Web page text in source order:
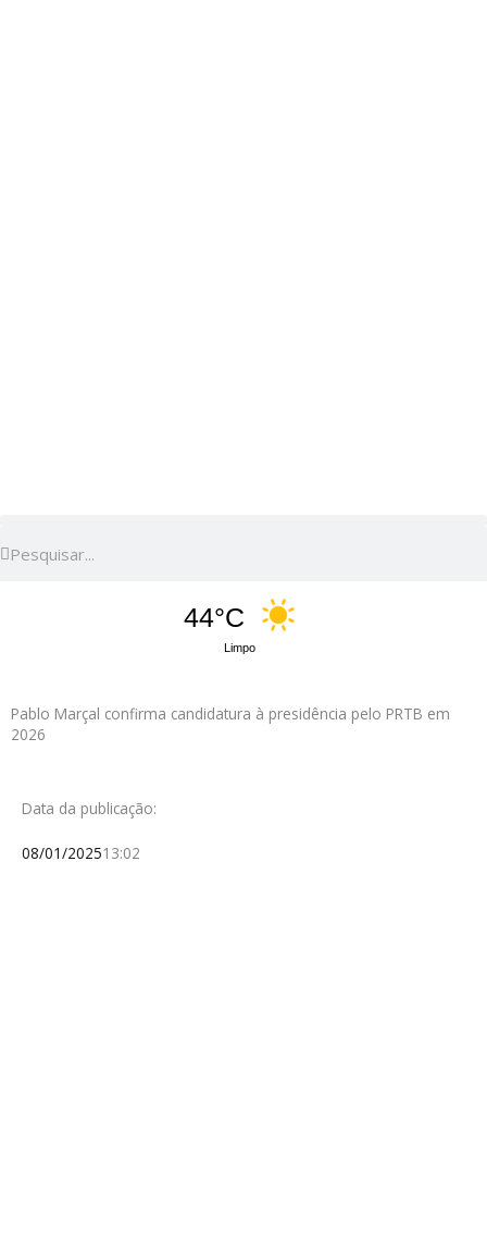
44°C
Limpo
Pablo Marçal confirma candidatura à presidência pelo PRTB em
2026
Data da publicação:
08/01/202513:02